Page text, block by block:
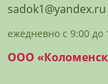
sadok1@yandex.ru
ежедневно с 9:00 до
ООО